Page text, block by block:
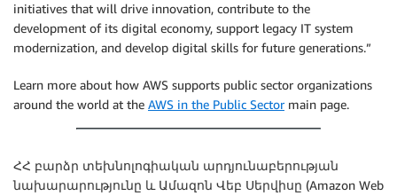
initiatives that will drive innovation, contribute to the
development of its digital economy, support legacy IT system
modernization, and develop digital skills for future generations.”
Learn more about how AWS supports public sector organizations
around the world at the AWS in the Public Sectormain page.
ՀՀ բարձր տեխնոլոգիական արդյունաբերության
նախարարությունը և Ամազոն Վեբ Սերվիսը (Amazon Web